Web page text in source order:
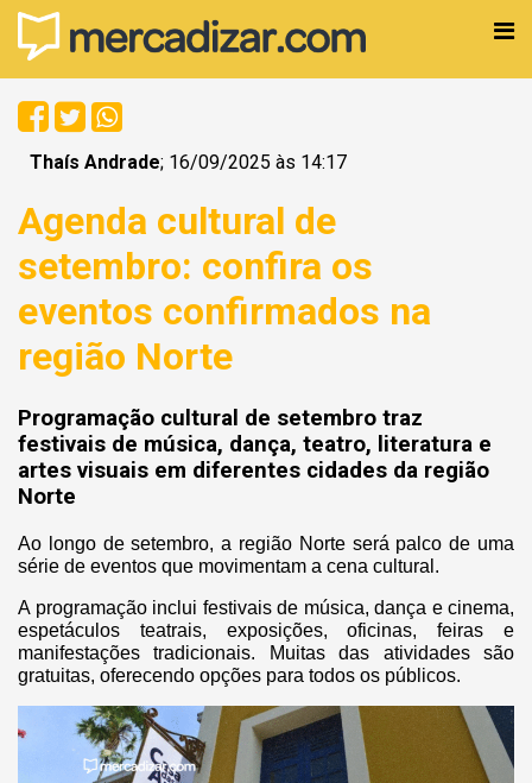
Thaís Andrade; 16/09/2025 às 14:17
Agenda cultural de
setembro: confira os
eventos confirmados na
região Norte
Programação cultural de setembro traz
festivais de música, dança, teatro, literatura e
artes visuais em diferentes cidades da região
Norte
Ao longo de setembro, a região Norte será palco de uma
série de eventos que movimentam a cena cultural.
A programação inclui festivais de música, dança e cinema,
espetáculos teatrais, exposições, oficinas, feiras e
manifestações tradicionais. Muitas das atividades são
gratuitas, oferecendo opções para todos os públicos.